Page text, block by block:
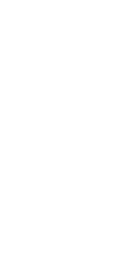
nhiều giờ tại coworking,
mà không cần phải di
trường thư giãn hơn, Bee
tốt hơn giữa trị liệu
&